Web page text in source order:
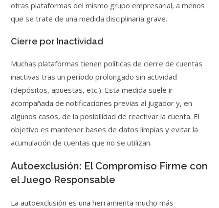
otras plataformas del mismo grupo empresarial, a menos
que se trate de una medida disciplinaria grave.
Cierre por Inactividad
Muchas plataformas tienen políticas de cierre de cuentas
inactivas tras un período prolongado sin actividad
(depósitos, apuestas, etc.). Esta medida suele ir
acompañada de notificaciones previas al jugador y, en
algunos casos, de la posibilidad de reactivar la cuenta. El
objetivo es mantener bases de datos limpias y evitar la
acumulación de cuentas que no se utilizan.
Autoexclusión: El Compromiso Firme con
el Juego Responsable
La autoexclusión es una herramienta mucho más